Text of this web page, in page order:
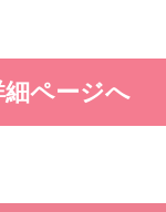
細ページへ